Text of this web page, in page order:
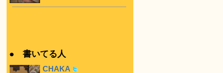
● 書いてる人
CHAKA